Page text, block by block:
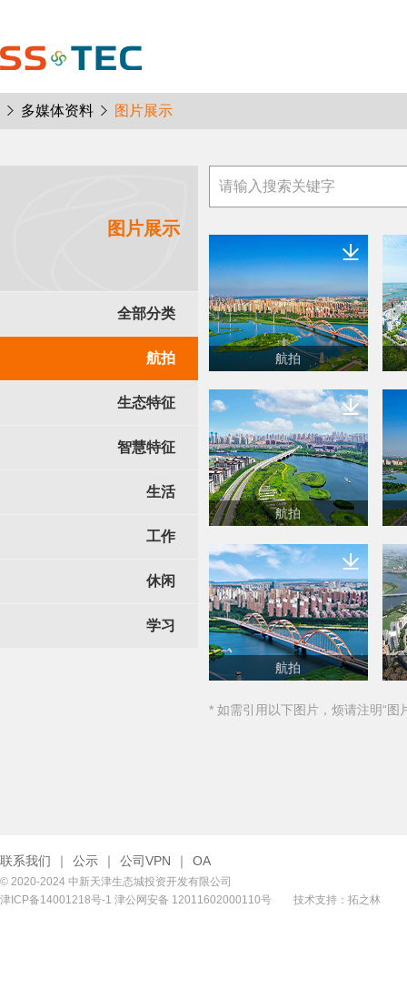
多媒体资料 图片展示
图片展示
全部分类
航拍
生态特征
智慧特征
生活
工作
休闲
学习
航拍
航拍
航拍
* 如需引用以下图片，烦请注明“
联系我们 ｜ 公示 ｜ 公司VPN ｜ OA
© 2020-2024 中新天津生态城投资开发有限公司
津ICP备14001218号-1 津公网安备 12011602000110号 技术支持：拓之林